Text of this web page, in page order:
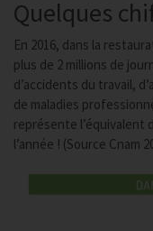
Quelques
En 2016, dans la
plus de 2 millions de
d’accidents du travail,
de maladies
représente l’équivalent
l’année ! (Source Cnam